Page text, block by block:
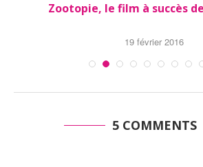
Zootopie, le film à succès
19 février 2016
5 COMMENTS